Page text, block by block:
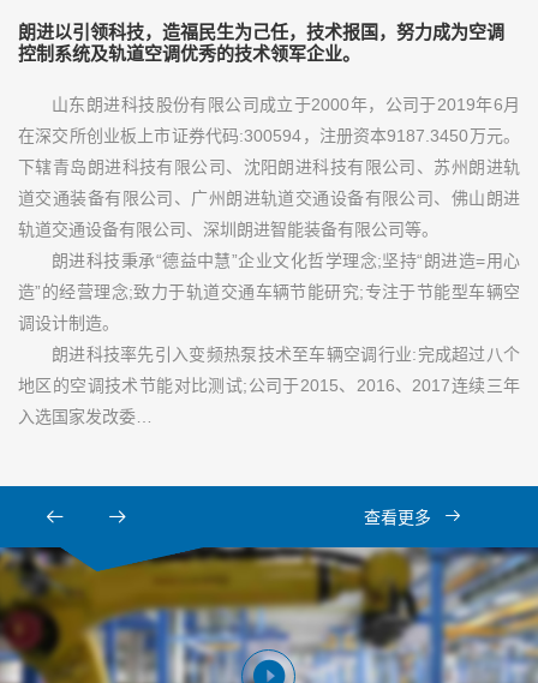
朗进以引领科技，造福民生为己任，技术报国，努力成为空调
控制系统及轨道空调优秀的技术领军企业。
山东朗进科技股份有限公司成立于2000年，公司于2019年6月
在深交所创业板上市证券代码:300594，注册资本9187.3450万元。
下辖青岛朗进科技有限公司、沈阳朗进科技有限公司、苏州朗进轨
道交通装备有限公司、广州朗进轨道交通设备有限公司、佛山朗进
轨道交通设备有限公司、深圳朗进智能装备有限公司等。
朗进科技秉承“德益中慧”企业文化哲学理念;坚持“朗进造=用心
造”的经营理念;致力于轨道交通车辆节能研究;专注于节能型车辆空
调设计制造。
朗进科技率先引入变频热泵技术至车辆空调行业:完成超过八个
地区的空调技术节能对比测试;公司于2015、2016、2017连续三年
入选国家发改委…
查看更多